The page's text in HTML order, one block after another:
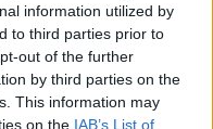
information utilized by
to third parties prior to
out of the further
by third parties on the
This information may
on the IAB’s List of
megláttuk, hogy
ültünk az első
vésőt és
valahogy